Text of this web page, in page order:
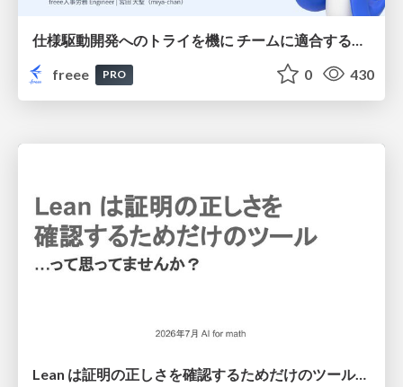
freee
PRO 0 430
Lean は証明の正しさを確認するためだけのツールって思ってませんか？